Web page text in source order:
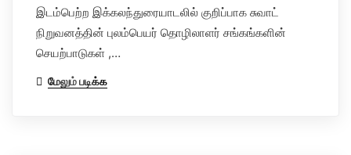
இடம்பெற்ற இக்கலந்துரையாடலில் குறிப்பாக சுவாட்
நிறுவனத்தின் புலம்பெயர் தொழிலாளர் சங்கங்களின்
செயற்பாடுகள் ,…
மேலும் படிக்க